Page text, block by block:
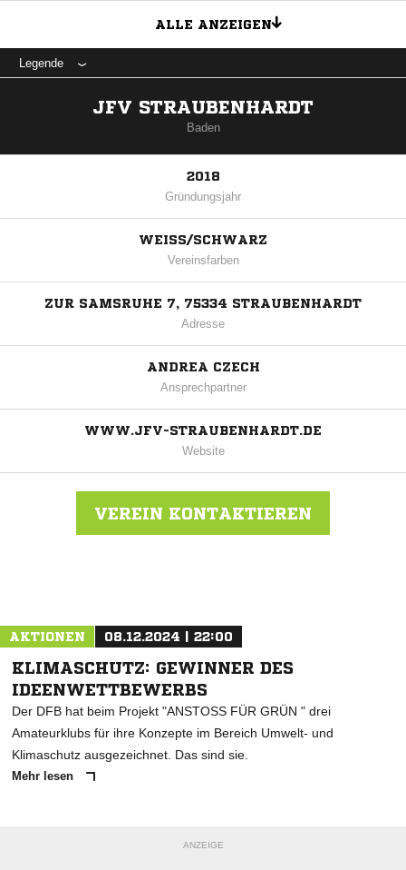
ALLE ANZEIGEN
Legende
JFV STRAUBENHARDT
Baden
2018
Gründungsjahr
WEISS/SCHWARZ
Vereinsfarben
ZUR SAMSRUHE 7, 75334 STRAUBENHARDT
Adresse
ANDREA CZECH
Ansprechpartner
WWW.JFV-STRAUBENHARDT.DE
Website
VEREIN KONTAKTIEREN
AKTIONEN 08.12.2024 | 22:00
KLIMASCHUTZ: GEWINNER DES
IDEENWETTBEWERBS
Der DFB hat beim Projekt "ANSTOSS FÜR GRÜN " drei
Amateurklubs für ihre Konzepte im Bereich Umwelt- und
Klimaschutz ausgezeichnet. Das sind sie.
Mehr lesen
ANZEIGE